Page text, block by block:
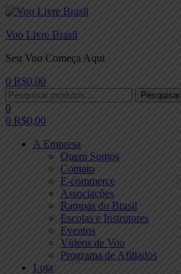
Voo Livre Brasil
Seu Voo Começa Aqui
0 R$0,00
Menu
Procurar: Pesquisar
0
0 R$0,00
A Empresa
Quem Somos
Contato
E-commerce
Associações
Rampas do Brasil
Escolas e Instrutores
Eventos
Vídeos de Voo
Programa de Afiliados
Loja